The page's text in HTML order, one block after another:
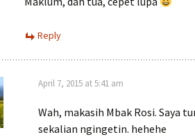
Reply
April 7, 2015 at 5:41 am
Wah, makasih Mbak Rosi. Saya
sekalian ngingetin. hehehe